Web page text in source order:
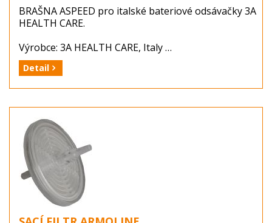
BRAŠNA ASPEED pro italské bateriové odsávačky 3A
HEALTH CARE.
Výrobce: 3A HEALTH CARE, Italy
Balení: 1 ks (brasna ASPEED)
Detail